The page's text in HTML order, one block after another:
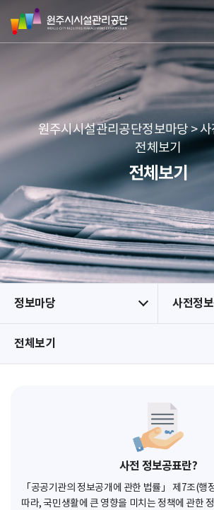
네
본문 바로가기
메뉴 바로가기
원
주
시
리
공
단
원주시시설관리공단정보마당 >
전체보기
전체보기
정보마당 사전정
전체보기
사전 정보공표란?
「공공기관의 정보공개에 관한 법률」 제7조(행
따라, 국민생활에 큰 영향을 미치는 정책에 관한